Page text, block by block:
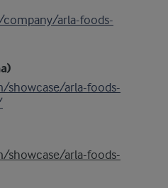
arla-foods-
arla-foods-
arla-foods-